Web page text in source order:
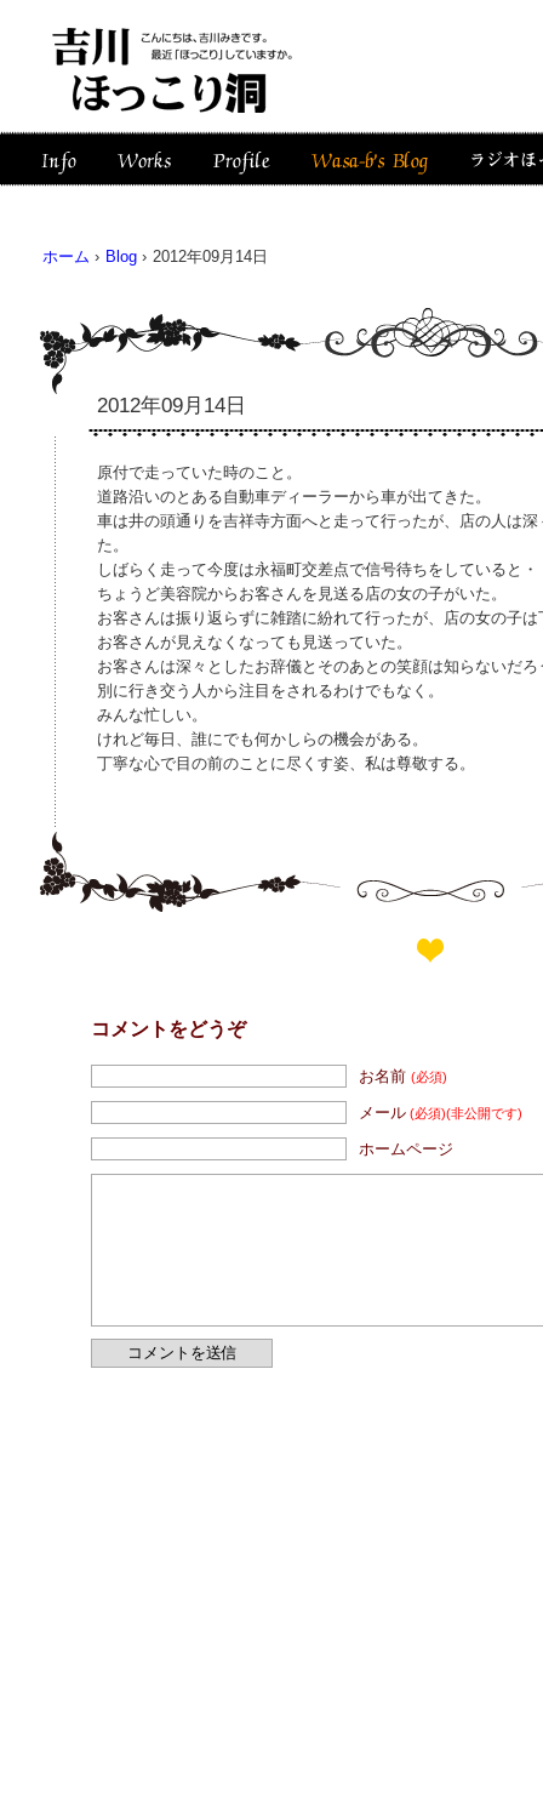
ホーム › Blog › 2012年09月14日
2012年09月14日
原付で走っていた時のこと。
道路沿いのとある自動車ディーラーから車が出てきた。
車は井の頭通りを吉祥寺方面へと走って行ったが、店の人は
た。
しばらく走って今度は永福町交差点で信号待ちをしていると・
ちょうど美容院からお客さんを見送る店の女の子がいた。
お客さんは振り返らずに雑踏に紛れて行ったが、店の女の子
お客さんが見えなくなっても見送っていた。
お客さんは深々としたお辞儀とそのあとの笑顔は知らないだろ
別に行き交う人から注目をされるわけでもなく。
みんな忙しい。
けれど毎日、誰にでも何かしらの機会がある。
丁寧な心で目の前のことに尽くす姿、私は尊敬する。
コメントをどうぞ
お名前(必須)
メール (必須)(非公開です)
ホームページ